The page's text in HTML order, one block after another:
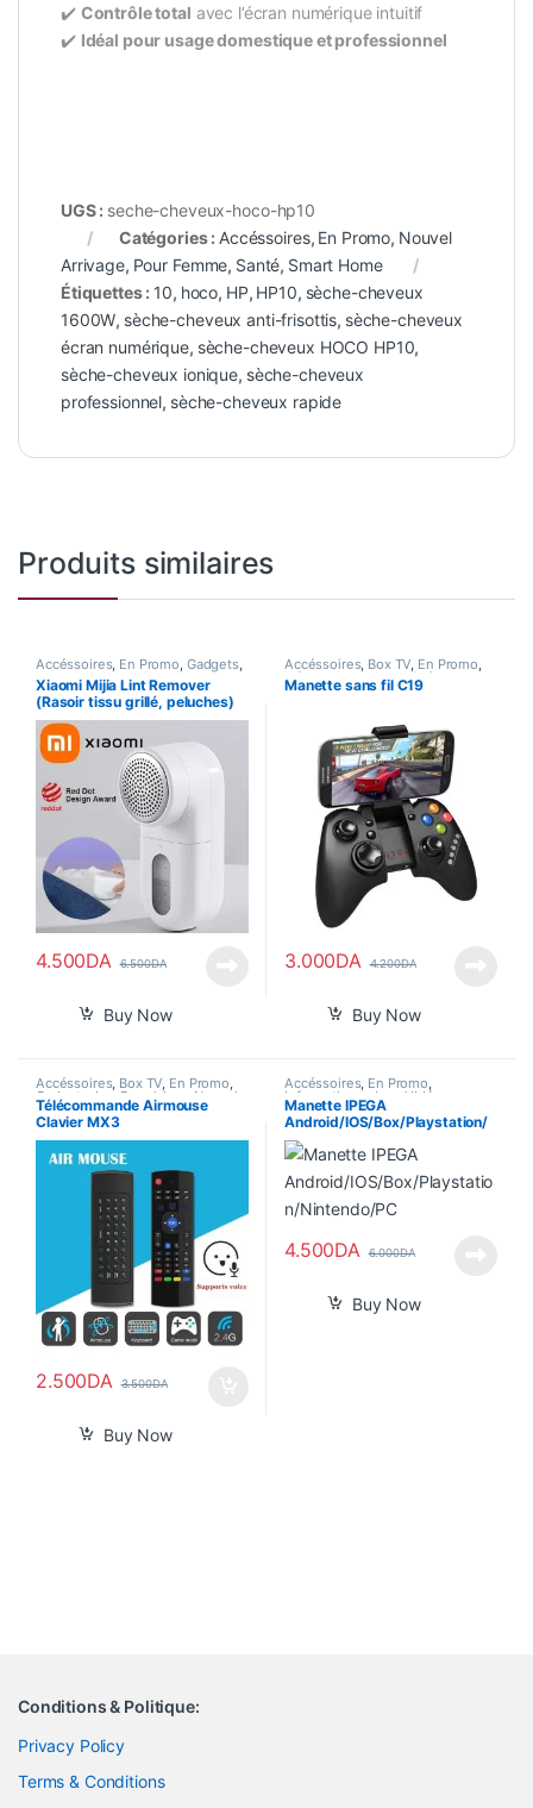
✔️ Contrôle total avec l’écran numérique intuitif
✔️ Idéal pour usage domestique et professionnel
UGS : seche-cheveux-hoco-hp10
Catégories : Accéssoires, En Promo, Nouvel
Arrivage, Pour Femme, Santé, Smart Home
Étiquettes : 10, hoco, HP, HP10, sèche-cheveux
1600W, sèche-cheveux anti-frisottis, sèche-cheveux
écran numérique, sèche-cheveux HOCO HP10,
sèche-cheveux ionique, sèche-cheveux
professionnel, sèche-cheveux rapide
Produits similaires
Accéssoires, En Promo Gadgets,
Nouvel Arrivage Pour Femme
Santé,Smart Home
Xiaomi Mijia Lint Remover
(Rasoir tissu grillé, peluches)
4.500DA 6.500DA
Buy Now
Accéssoires, Box TV En Promo
Informatique Jeux Vidéos
Nouvel Arrivage,Smart Home
Manette sans fil C19
3.000DA 4.200DA
Buy Now
Accéssoires, Box TV, En Promo,
Gadgets Les Populaires Nouvel
Arrivage,Smart Home
Télécommande Airmouse
Clavier MX3
2.500DA 3.500DA
Buy Now
Accéssoires, En Promo,
Informatique,Jeux Vidéos
Nouvel Arrivage,
Manette IPEGA
Android/IOS/Box/Playstation/
Nintendo/PC
4.500DA 6.000DA
Buy Now
Conditions & Politique:
Privacy Policy
Terms & Conditions